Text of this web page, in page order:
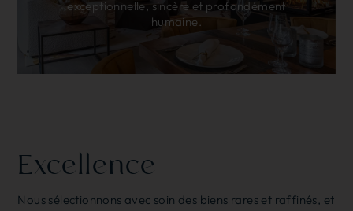
exceptionnelle, sincère et profondément
humaine.
Excellence
Nous sélectionnons avec soin des biens rares et raffinés, et